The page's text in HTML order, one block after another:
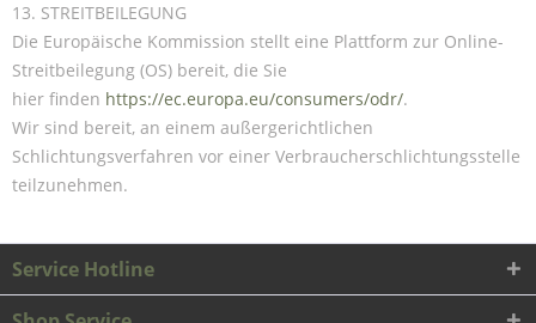
13. STREITBEILEGUNG
Die Europäische Kommission stellt eine Plattform zur Online-
Streitbeilegung (OS) bereit, die Sie
hier finden https://ec.europa.eu/consumers/odr/.
Wir sind bereit, an einem außergerichtlichen
Schlichtungsverfahren vor einer Verbraucherschlichtungsstelle
teilzunehmen.
Service Hotline